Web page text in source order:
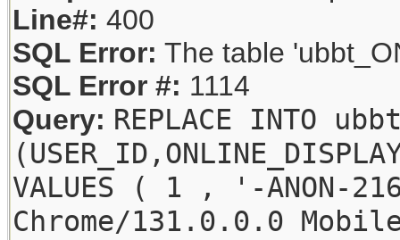
Line#: 400
SQL Error: The table
SQL Error #: 1114
Query: REPLACE INTO
VALUES ( 1 , '-
Chrome/131.0.0.0